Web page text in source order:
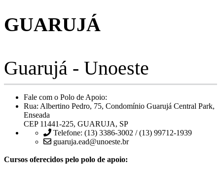
GUARUJÁ
Guarujá - Unoeste
Fale com o Polo de Apoio:
Rua: Albertino Pedro, 75, Condomínio Guarujá Central Park,
Enseada
CEP 11441-225, GUARUJA, SP
Telefone: (13) 3386-3002 / (13) 99712-1939
guaruja.ead@unoeste.br
Cursos oferecidos pelo polo de apoio: